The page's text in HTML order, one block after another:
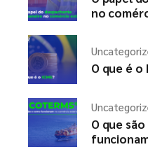
no
O que é o
O que